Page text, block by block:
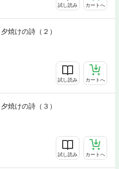
試し読み カートへ
焼けの詩（２）
試し読み カートへ
焼けの詩（３）
試し読み カートへ